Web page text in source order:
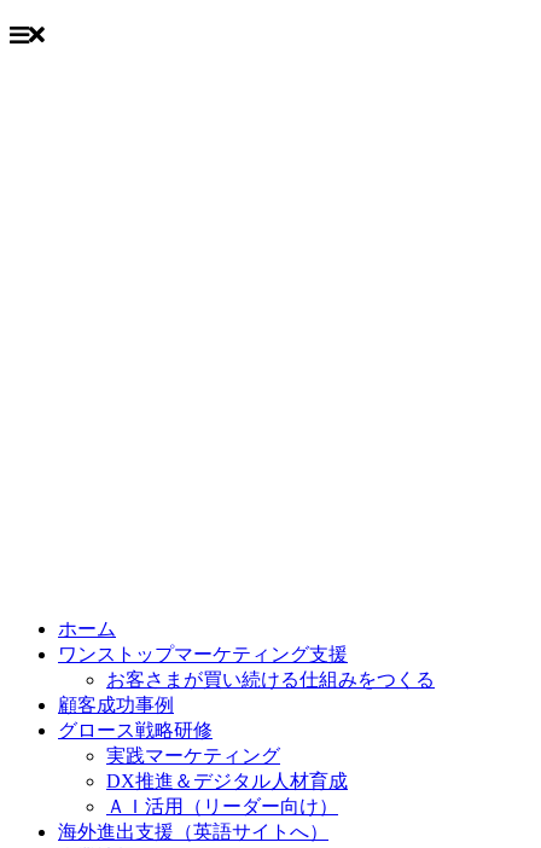
content
ホーム
ワンストップマーケティング支援
お客さまが買い続ける仕組みをつくる
顧客成功事例
グロース戦略研修
実践マーケティング
DX推進＆デジタル人材育成
ＡＩ活用（リーダー向け）
海外進出支援（英語サイトへ）